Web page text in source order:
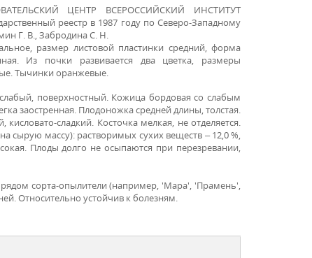
ЦЕНТР ВСЕРОССИЙСКИЙ ИНСТИТУТ
реестр в 1987 году по Северо-Западному
Г. В., Забродина С. Н.
размер листовой пластинки средний, форма
Из почки развивается два цветка, размеры
Тычинки оранжевые.
поверхностный. Кожица бордовая со слабым
заостренная. Плодоножка средней длины, толстая.
сладкий. Косточка мелкая, не отделяется.
сырую массу): растворимых сухих веществ – 12,0 %,
Плоды долго не осыпаются при перезревании,
сорта-опылители (например, 'Мара', 'Прамень',
Относительно устойчив к болезням.